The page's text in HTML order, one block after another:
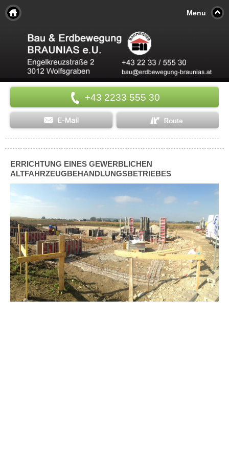
Menu
+43 2233 555 30
ERRICHTUNG EINES GEWERBLICHEN
ALTFAHRZEUGBEHANDLUNGSBETRIEBES